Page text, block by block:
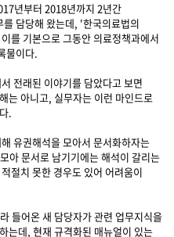
년부터 2018년까지 2년간
담당해 왔는데, '한국의료법의
를 기본으로 그동안 의료정책과에서
물이다.
전래된 이야기를 담았다고 보면
는 아니고, 실무자는 이런 마인드로
.
유권해석을 모아서 문서화하자는
아 문서로 남기기에는 해석이 갈리는
절치 못한 경우도 있어 어려움이
들어온 새 담당자가 관련 업무지식을
는데, 현재 규격화된 매뉴얼이 있는